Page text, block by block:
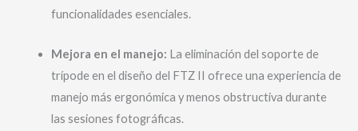
funcionalidades esenciales.
Mejora en el manejo: La eliminación del soporte de
trípode en el diseño del FTZ II ofrece una experiencia de
manejo más ergonómica y menos obstructiva durante
las sesiones fotográficas.